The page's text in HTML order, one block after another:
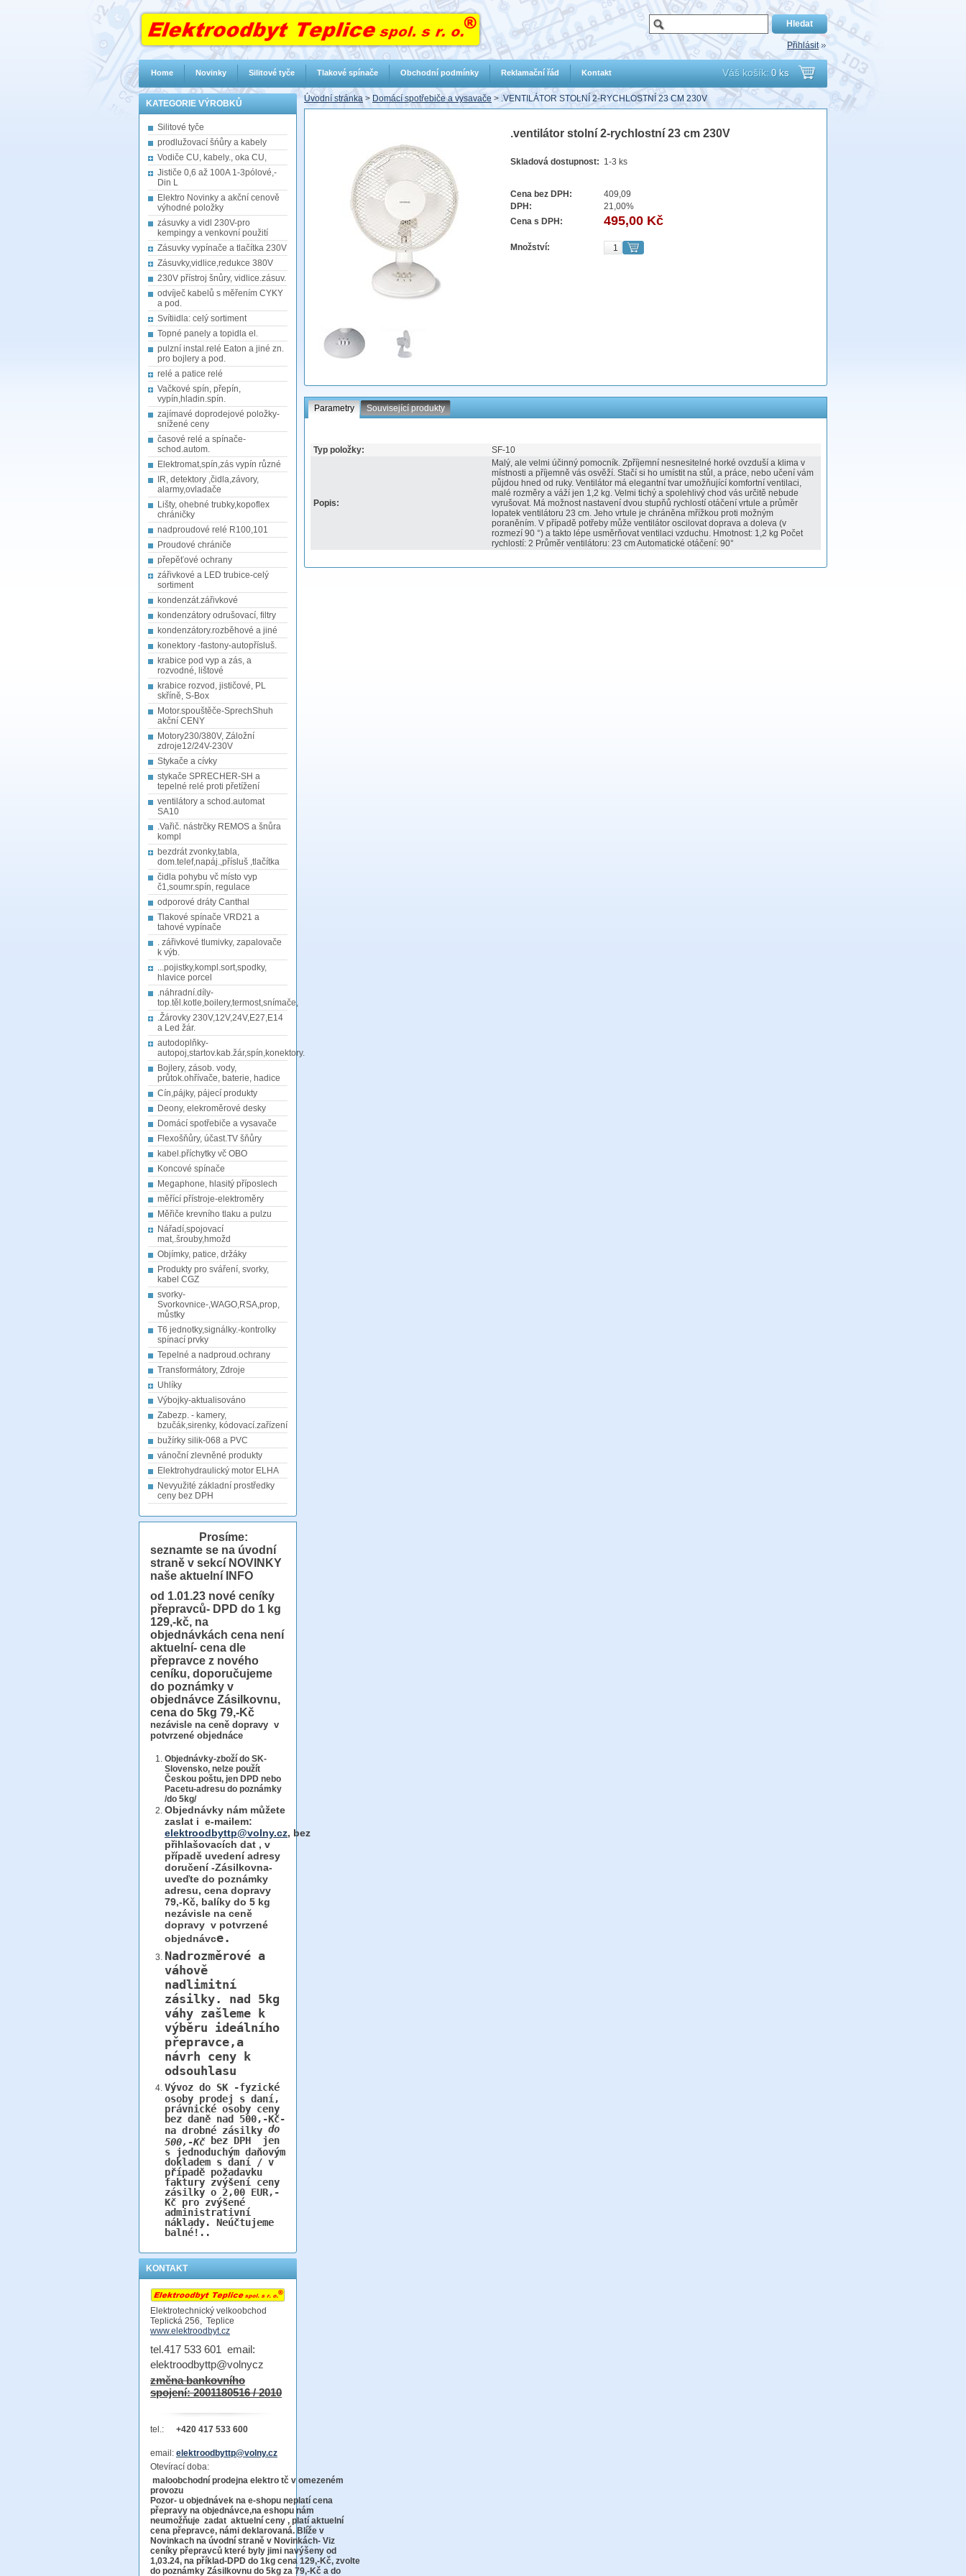
Váš košík: 0 ks
KATEGORIE VÝROBKŮ
Silitové tyče
prodlužovací šńůry a kabely
Vodiče CU, kabely., oka CU,
Jističe 0,6 až 100A 1-3pólové,-
Din L
Elektro Novinky a akční cenově
výhodné položky
zásuvky a vidl 230V-pro
kempingy a venkovní použití
Zásuvky vypínače a tlačítka 230V
Zásuvky,vidlice,redukce 380V
230V přístroj šnůry, vidlice.zásuv.
odvíječ kabelů s měřením CYKY
a pod.
Svítiidla: celý sortiment
Topné panely a topidla el.
pulzní instal.relé Eaton a jiné zn.
pro bojlery a pod.
relé a patice relé
Vačkové spín, přepín,
vypín,hladin.spín.
zajímavé doprodejové položky-
snížené ceny
časové relé a spínače-
schod.autom.
Elektromat,spín,zás vypín různé
IR, detektory ,čidla,závory,
alarmy,ovladače
Lišty, ohebné trubky,kopoflex
chráničky
nadproudové relé R100,101
Proudové chrániče
přepěťové ochrany
zářivkové a LED trubice-celý
sortiment
kondenzát.zářivkové
kondenzátory odrušovací, filtry
kondenzátory.rozběhové a jiné
konektory -fastony-autopřísluš.
krabice pod vyp a zás, a
rozvodné, lištové
krabice rozvod, jističové, PL
skříně, S-Box
Motor.spouštěče-SprechShuh
akční CENY
Motory230/380V, Záložní
zdroje12/24V-230V
Stykače a cívky
stykače SPRECHER-SH a
tepelné relé proti přetížení
ventilátory a schod.automat
SA10
.Vařič. nástrčky REMOS a šnůra
kompl
bezdrát zvonky,tabla,
dom.telef,napáj.,přísluš ,tlačítka
čidla pohybu vč místo vyp
č1,soumr.spín, regulace
odporové dráty Canthal
Tlakové spínače VRD21 a
tahové vypínače
. zářivkové tlumivky, zapalovače
k výb.
...pojistky,kompl.sort,spodky,
hlavice porcel
.náhradní.díly-
top.těl.kotle,boilery,termost,snímače,
.Žárovky 230V,12V,24V,E27,E14
a Led žár.
autodoplňky-
autopoj,startov.kab.žár,spín,konektory.
Bojlery, zásob. vody,
průtok.ohřívače, baterie, hadice
Cín,pájky, pájecí produkty
Deony, elekroměrové desky
Domácí spotřebiče a vysavače
Flexošňůry, účast.TV šňůry
kabel.příchytky vč OBO
Koncové spínače
Megaphone, hlasitý příposlech
měřící přístroje-elektroměry
Měřiče krevního tlaku a pulzu
Nářadí,spojovací
mat,.šrouby,hmožd
Objímky, patice, držáky
Produkty pro sváření, svorky,
kabel CGZ
svorky-
Svorkovnice-,WAGO,RSA,prop,
můstky
T6 jednotky,signálky.-kontrolky
spínací prvky
Tepelné a nadproud.ochrany
Transformátory, Zdroje
Uhlíky
Výbojky-aktualisováno
Zabezp. - kamery,
bzučák,sirenky, kódovací.zařízení
bužírky silik-068 a PVC
vánoční zlevněné produkty
Elektrohydraulický motor ELHA
Nevyužité základní prostředky
ceny bez DPH
Přihlásit
Prosíme:
seznamte se na úvodní
straně v sekcí NOVINKY
naše aktuelní INFO
od 1.01.23 nové ceníky
přepravců- DPD do 1 kg
129,-kč, na
objednávkách cena není
aktuelní- cena dle
přepravce z nového
ceníku, doporučujeme
do poznámky v
objednávce Zásilkovnu,
cena do 5kg 79,-Kč
nezávisle na ceně dopravy v
potvrzené objednáce
Objednávky-zboží do SK-
Slovensko, nelze použít
Českou poštu, jen DPD nebo
Pacetu-adresu do poznámky
/do 5kg/
Objednávky nám můžete
zaslat i e-mailem:
elektroodbyttp@volny.cz, bez
přihlašovacích dat , v
případě uvedení adresy
doručení -Zásilkovna-
uveďte do poznámky
adresu, cena dopravy
79,-Kč, balíky do 5 kg
nezávisle na ceně
dopravy v potvrzené
objednávce.
Nadrozměrové a
váhově
nadlimitní
zásilky. nad 5kg
váhy zašleme k
výběru ideálního
přepravce,a
návrh ceny k
odsouhlasu
Vývoz do SK -fyzické
osoby prodej s daní,
právnické osoby ceny
bez daně nad 500,-Kč-
na drobné zásilky do
500,-Kčbez DPH jen
s jednoduchým daňovým
dokladem s daní / v
případě požadavku
faktury zvýšení ceny
zásilky o 2,00 EUR,-
Kč pro zvýšené
administrativní
náklady. Neúčtujeme
balné!..
KONTAKT
Elektrotechnický velkoobchod
Teplická 256, Teplice
www.elektroodbyt.cz
tel.417 533 601 email:
elektroodbyttp@volnycz
změna bankovního
spojení: 2001180516 / 2010
tel.: +420 417 533 600
email: elektroodbyttp@volny.cz
Otevírací doba:
maloobchodní prodejna elektro tč v omezeném
provozu
Pozor- u objednávek na e-shopu neplatí cena
přepravy na objednávce,na eshopu nám
neumožňuje zadat aktuelní ceny , platí aktuelní
cena přepravce, námi deklarovaná. Blíže v
Novinkach na úvodní straně v Novinkách- Viz
ceníky přepravců které byly jimi navýšeny od
1,03.24, na příklad-DPD do 1kg cena 129,-Kč, zvolte
do poznámky Zásilkovnu do 5kg za 79,-Kč a do
Úvodní stránka > Domácí spotřebiče a vysavače > .VENTILÁTOR STOLNÍ 2-RYCHLOSTNÍ 23 CM 230V
.ventilátor stolní 2-rychlostní 23 cm 230V
Skladová dostupnost: 1-3 ks
Cena bez DPH:
409,09
DPH:
21,00%
Cena s DPH:
495,00 Kč
Množství:
Parametry Související produkty
Typ položky: SF-10
Popis:
Malý, ale velmi účinný pomocník. Zpříjemní nesnesitelné horké ovzduší a klima v
místnosti a příjemně vás osvěží. Stačí si ho umístit na stůl, a práce, nebo učení vám
půjdou hned od ruky. Ventilátor má elegantní tvar umožňující komfortní ventilaci,
malé rozměry a váží jen 1,2 kg. Velmi tichý a spolehlivý chod vás určitě nebude
vyrušovat. Má možnost nastavení dvou stupňů rychlostí otáčení vrtule a průměr
lopatek ventilátoru 23 cm. Jeho vrtule je chráněna mřížkou proti možným
poraněním. V případě potřeby může ventilátor oscilovat doprava a doleva (v
rozmezí 90 °) a takto lépe usměrňovat ventilaci vzduchu. Hmotnost: 1,2 kg Počet
rychlostí: 2 Průměr ventilátoru: 23 cm Automatické otáčení: 90°
Home Novinky Silitové tyče Tlakové spínače Obchodní podmínky Reklamační řád Kontakt